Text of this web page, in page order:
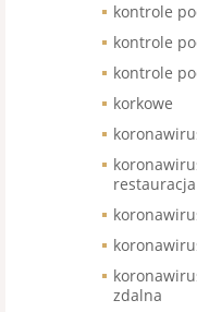
kontrole
kontrole
kontrole
korkowe
restauracja
zdalna